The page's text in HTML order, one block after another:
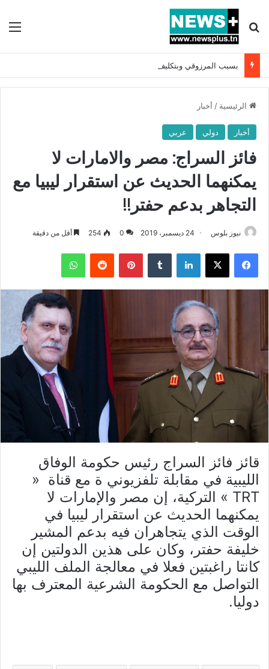
بحث عن
الرئيسية / أخبار
أخبار دولي عربي
فائز السراج: مصر والامارات لا
يمكنهما الحديث عن استقرار ليبيا مع
التجاهر بدعم حفتر!!
نيوز بلوس 24 ديسمبر، 2019 0
254 أقل من دقيقة
فيسبوك X لينكدإن بينتيريست واتساب
قائز فائز السراج رئيس حكومة الوفاق
الليبية في مقابلة تلفزيوني ة مع قناة «
TRT » التركية، إن مصر والإمارات لا
يمكنهما الحديث عن استقرار ليبيا في
الوقت الذي يتجاهران فيه بدعم المشير
خليفة حفتر، وكان على هذين الدولتين إن
كانتا راغبتين فعلا في معالجة الملف الليبي
التواصل مع الحكومة الشرعية المعترف بها
دوليا.